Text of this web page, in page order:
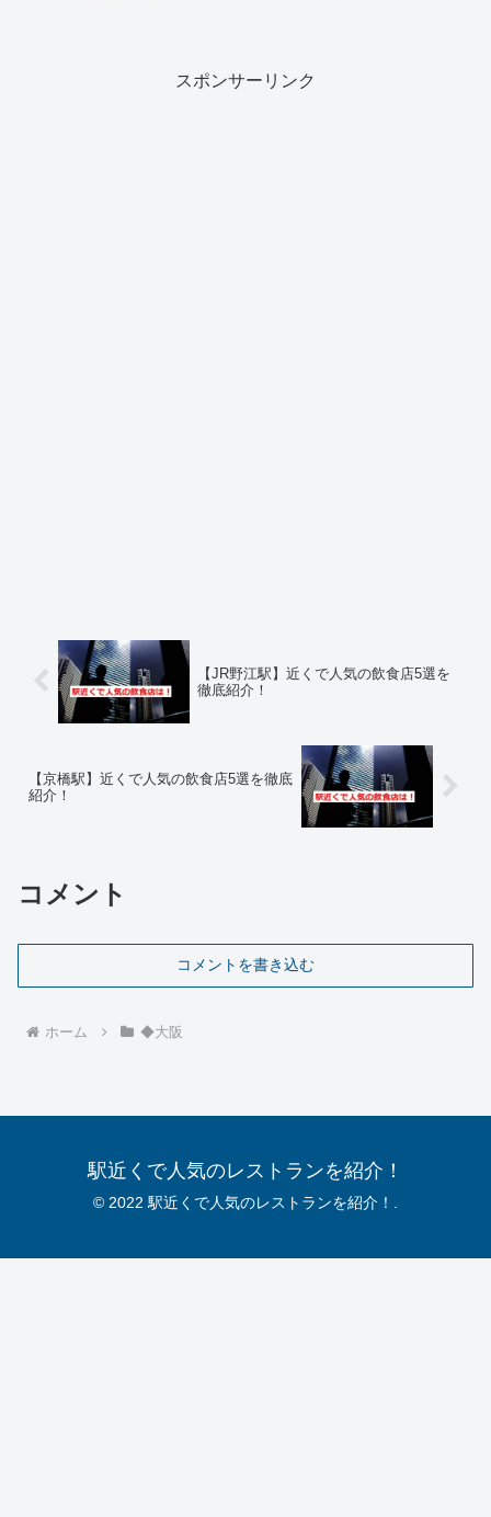
スポンサーリンク
【JR野江駅】近くで人気の飲食店5選を
徹底紹介！
【京橋駅】近くで人気の飲食店5選を徹底
紹介！
コメント
コメントを書き込む
ホーム ◆大阪
駅近くで人気のレストランを紹介！
© 2022 駅近くで人気のレストランを紹介！.